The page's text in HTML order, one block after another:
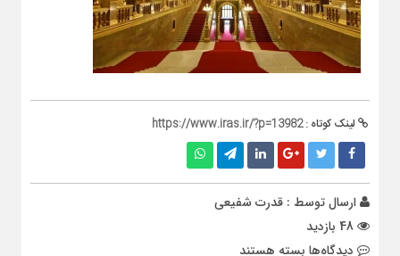
لینک کوتاه :https://www.iras.ir/?p=13982
ارسال توسط : قدرت شفیعی
دیدگاه‌ها برای
بسته هستند